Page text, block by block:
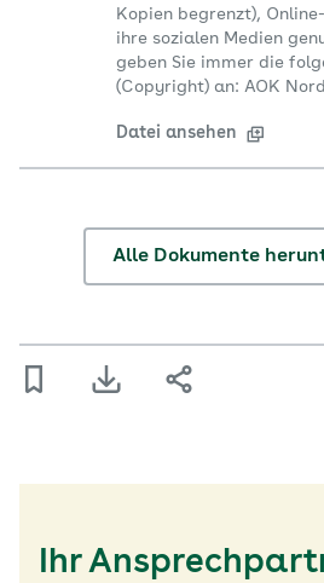
Kopien begrenzt),
ihre sozialen Medien
geben Sie immer die
(Copyright) an: AOK
Datei ansehen
Alle Dokumente
Ihr